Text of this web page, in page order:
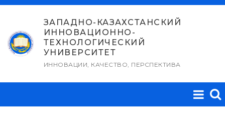
Перейти
содержимому
ЗАПАДНО-КАЗАХСТАНСКИЙ
ИННОВАЦИОННО-
ТЕХНОЛОГИЧЕСКИЙ
УНИВЕРСИТЕТ
ИННОВАЦИИ, КАЧЕСТВО, ПЕРСПЕКТИВА